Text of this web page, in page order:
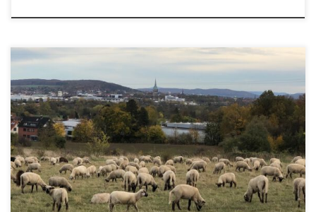
Der Ortsrat Himmelsthür trauert um den Schäfermeister Wolfgang
Marhauer, der im Mai dieses Jahres verstorben ist. Mit ihm verliert
Himmelsthür einen Menschen, der über Jahrzehnte hinweg das
Erscheinungsbild unseres Ortes mitgestaltet hat. Seine Schaf- und
Ziegenherden gehörten für viele Bürgerinnen und Bürger ganz
selbstverständlich zur beeindruckenden Landschaft des
Osterbergs. Wolfgang […]